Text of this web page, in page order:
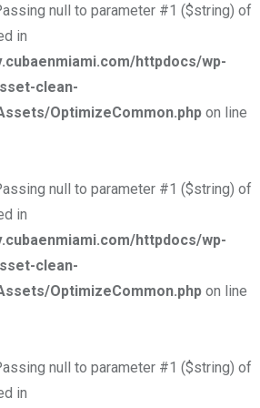
null to parameter #1 ($string) of
in
httpdocs/wp-
clean-
OptimizeCommon.php on line
null to parameter #1 ($string) of
in
httpdocs/wp-
clean-
OptimizeCommon.php on line
null to parameter #1 ($string) of
in